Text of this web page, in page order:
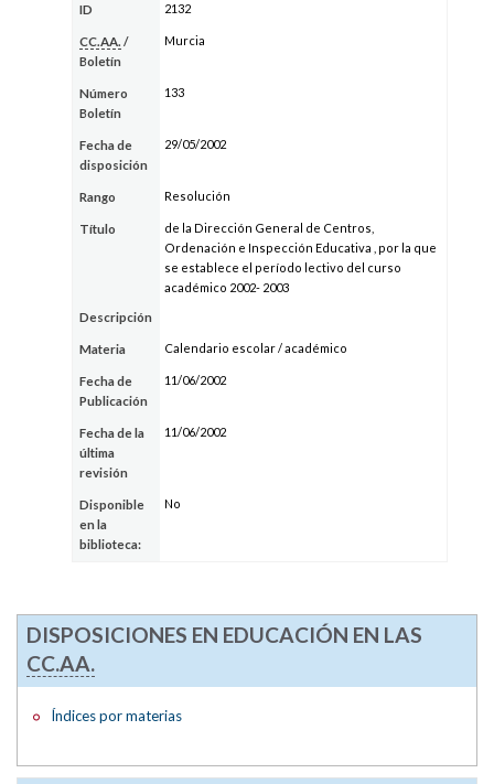
ID 2132
CC.AA. /
Boletín
Murcia
Número
Boletín
133
Fecha de
disposición
29/05/2002
Rango Resolución
Título
de la Dirección General de Centros,
Ordenación e Inspección Educativa , por la que
se establece el período lectivo del curso
académico 2002- 2003
Descripción
Materia Calendario escolar / académico
Fecha de
Publicación
11/06/2002
Fecha de la
última
revisión
11/06/2002
Disponible
en la
biblioteca:
No
DISPOSICIONES EN EDUCACIÓN EN LAS
CC.AA.
Índices por materias